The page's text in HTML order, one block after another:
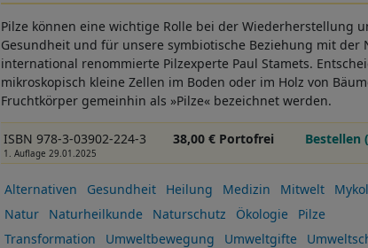
Pilze können eine wichtige Rolle bei der Wiederherstellung
Gesundheit und für unsere symbiotische Beziehung mit der
international renommierte Pilzexperte Paul Stamets.
mikroskopisch kleine Zellen im Boden oder im Holz von
Fruchtkörper gemeinhin als »Pilze« bezeichnet werden.
ISBN 978-3-03902-224-3
1. Auflage 29.01.2025
38,00 € Portofrei Bestellen
Alternativen Gesundheit Heilung Medizin Mitwelt
Natur
Naturheilkunde Naturschutz Ökologie
Pilze
Transformation
Umweltbewegung Umweltgifte